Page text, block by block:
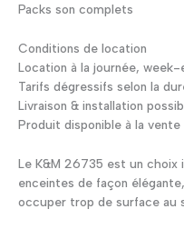
Packs son complets
Conditions de location
Location à la journée, week-
Tarifs dégressifs selon la
Livraison & installation
Produit disponible à la vente
Le K&M 26735 est un choix
enceintes de façon
occuper trop de surface au